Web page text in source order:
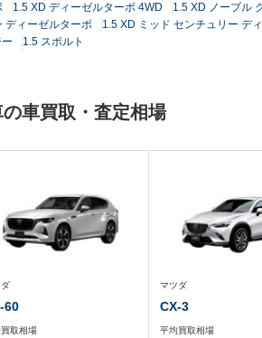
1.5 XD ディーゼルターボ 4WD
1.5 XD ノーブル
ディーゼルターボ
1.5 XD ミッド センチュリー デ
1.5 スポルト
車買取・査定相場
60
取相場
マツダ
CX-3
平均買取相場